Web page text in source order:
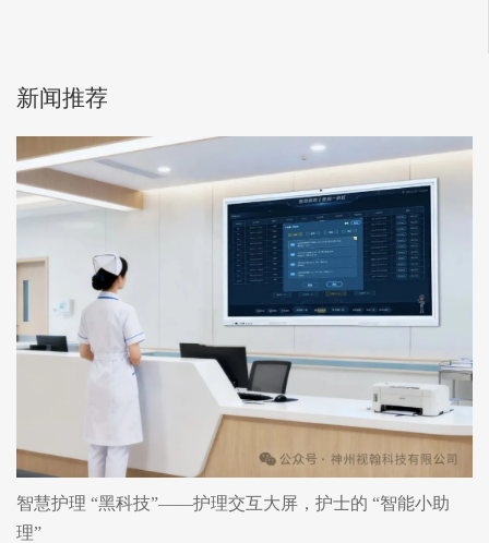
新闻推荐
智慧护理 “黑科技”——护理交互大屏，护士的 “智能小助
理”